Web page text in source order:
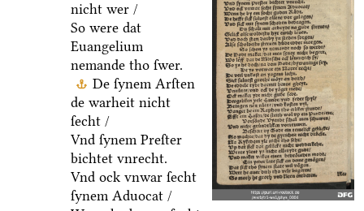
nicht wer /
So were dat
Euangelium
nemande tho ſwer.
De ſynem Arſten
de warheit nicht
ſecht /
Vnd ſynem Preſter
bichtet vnrecht.
Vnd ock vnwar ſecht
ſynem Aduocat /